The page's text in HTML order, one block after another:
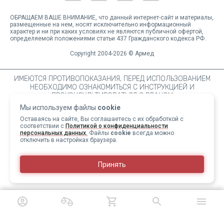
Мы используем файлы cookie
Оставаясь на сайте, Вы соглашаетесь с их обработкой с
соответствии с Политикой о конфиденциальности
персональных данных. Файлы cookie всегда можно
отключить в настройках браузера.
Принять
ОБРАЩАЕМ ВАШЕ ВНИМАНИЕ, что данный интернет-сайт и материалы,
размещенные на нем, носят исключительно информационный
характер и ни при каких условиях не являются публичной офертой,
определяемой положениями статьи 437 Гражданского кодекса РФ.
Copyright 2004-2026 © Армед
ИМЕЮТСЯ ПРОТИВОПОКАЗАНИЯ, ПЕРЕД ИСПОЛЬЗОВАНИЕМ
НЕОБХОДИМО ОЗНАКОМИТЬСЯ С ИНСТРУКЦИЕЙ И
ПРОКОНСУЛЬТИРОВАТЬСЯ С ВРАЧОМ